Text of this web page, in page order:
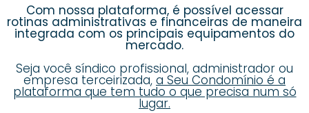
Com nossa plataforma, é possível acessar
rotinas administrativas e financeiras de maneira
integrada com os principais equipamentos do
mercado.
Seja você síndico profissional, administrador ou
empresa terceirizada, a Seu Condomínio é a
plataforma que tem tudo o que precisa num só
lugar.